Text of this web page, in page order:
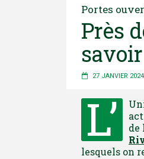
Portes
Près
27 JANVIER 2024
L’
de
lesquels on